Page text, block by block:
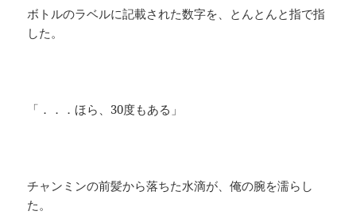
ボトルのラベルに記載された数字を、とんとんと指で指
した。
「．．．ほら、30度もある」
チャンミンの前髪から落ちた水滴が、俺の腕を濡らし
た。